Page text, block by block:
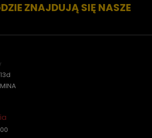
ZNAJDUJĄ SIĘ NASZE